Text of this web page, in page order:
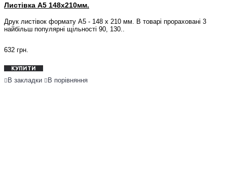
Листівка А5 148x210мм.
Друк листівок формату А5 - 148 х 210 мм. В товарі прораховані 3
найбільш популярні щільності 90, 130..
632 грн.
КУПИТИ
В закладки В порівняння